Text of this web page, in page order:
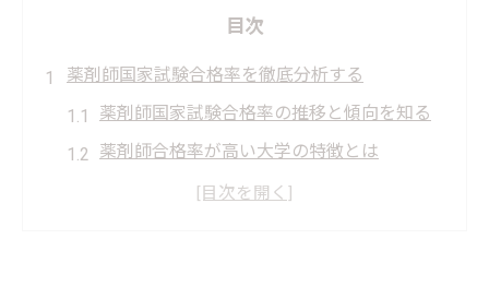
目次
薬剤師国家試験合格率を徹底分析する
薬剤師国家試験合格率の推移と傾向を知る
薬剤師合格率が高い大学の特徴とは
薬剤師国家試験で合格率が変動する理由